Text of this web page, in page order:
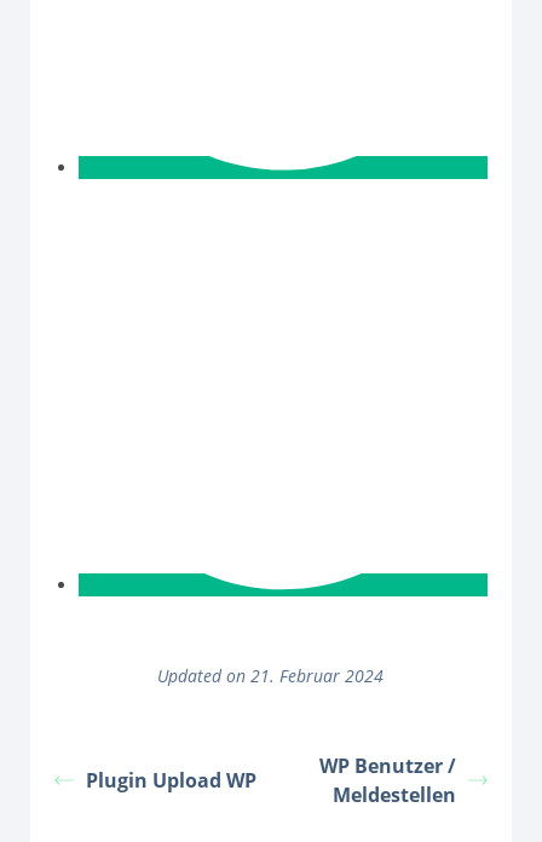
Updated on 21. Februar 2024
Plugin Upload WP
WP Benutzer /
Meldestellen